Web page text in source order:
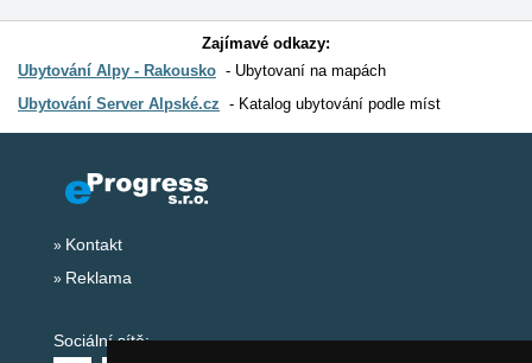
Zajímavé odkazy:
Ubytování Alpy - Rakousko
Ubytovaní na mapách
Ubytování Server Alpské.cz
Katalog ubytování podle míst
Kontakt
Reklama
Sociální sítě: